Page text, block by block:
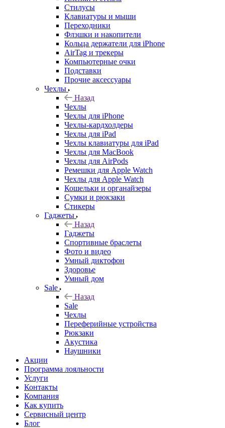
Стилусы
Клавиатуры и мыши
Переходники
Флэшки и накопители
Кольца держатели для iPhone
AirTag и трекеры
Компьютерные очки
Подставки
Прочие аксессуары
Чехлы
Назад
Чехлы
Чехлы для iPhone
Чехлы-кардхолдеры
Чехлы для iPad
Чехлы клавиатуры для iPad
Чехлы для MacBook
Чехлы для AirPods
Ремешки для Apple Watch
Чехлы для Apple Watch
Кошельки и органайзеры
Сумки и рюкзаки
Стикеры
Гаджеты
Назад
Гаджеты
Спортивные браслеты
Фото и видео
Умный диктофон
Здоровье
Умный дом
Sale
Назад
Sale
Чехлы
Переферийные устройства
Рюкзаки
Акустика
Наушники
Акции
Программа лояльности
Услуги
Контакты
Компания
Как купить
Сервисный центр
Блог